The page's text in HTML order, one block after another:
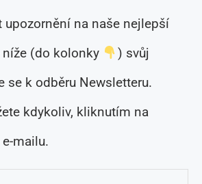
upozornění na naše nejlepší
(do kolonky
) svůj
se k odběru Newsletteru.
kdykoliv, kliknutím na
mailu.